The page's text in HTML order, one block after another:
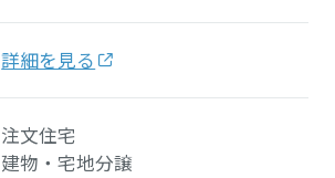
詳細を見る
注文住宅
建物・宅地分譲